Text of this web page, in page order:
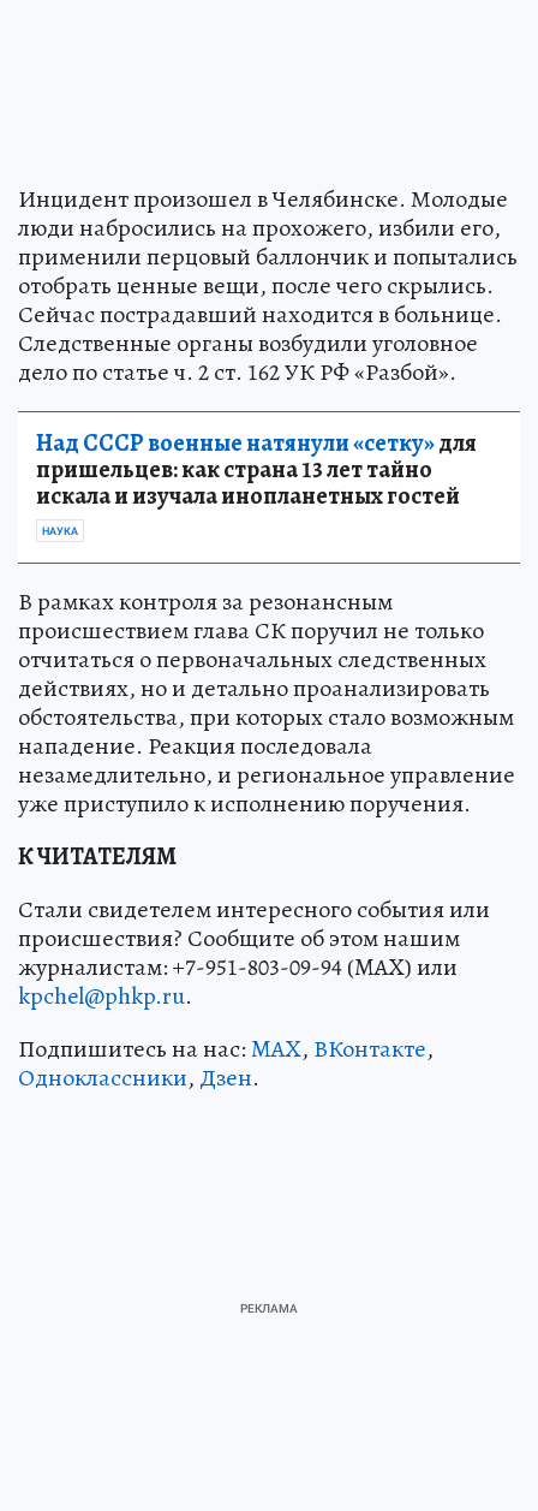
Инцидент произошел в Челябинске. Молодые
люди набросились на прохожего, избили его,
применили перцовый баллончик и попытались
отобрать ценные вещи, после чего скрылись.
Сейчас пострадавший находится в больнице.
Следственные органы возбудили уголовное
дело по статье ч. 2 ст. 162 УК РФ «Разбой».
Над СССР военные натянули «сетку»для
пришельцев: как страна 13 лет тайно
искала и изучала инопланетных гостей
НАУКА
В рамках контроля за резонансным
происшествием глава СК поручил не только
отчитаться о первоначальных следственных
действиях, но и детально проанализировать
обстоятельства, при которых стало возможным
нападение. Реакция последовала
незамедлительно, и региональное управление
уже приступило к исполнению поручения.
К ЧИТАТЕЛЯМ
Стали свидетелем интересного события или
происшествия? Сообщите об этом нашим
журналистам: +7-951-803-09-94 (MAX) или
kpchel@phkp.ru.
Подпишитесь на нас:MAX, ВКонтакте,
Одноклассники, Дзен.